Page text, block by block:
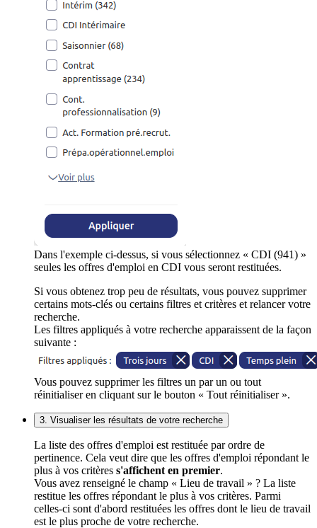
Dans l'exemple ci-dessus, si vous sélectionnez « CDI (941) »
seules les offres d'emploi en CDI vous seront restituées.
Si vous obtenez trop peu de résultats, vous pouvez supprimer
certains mots-clés ou certains filtres et critères et relancer votre
recherche.
Les filtres appliqués à votre recherche apparaissent de la façon
suivante :
Vous pouvez supprimer les filtres un par un ou tout
réinitialiser en cliquant sur le bouton « Tout réinitialiser ».
3. Visualiser les résultats de votre recherche
La liste des offres d'emploi est restituée par ordre de
pertinence. Cela veut dire que les offres d'emploi répondant le
plus à vos critères s'affichent en premier.
Vous avez renseigné le champ « Lieu de travail » ? La liste
restitue les offres répondant le plus à vos critères. Parmi
celles-ci sont d'abord restituées les offres dont le lieu de travail
est le plus proche de votre recherche.